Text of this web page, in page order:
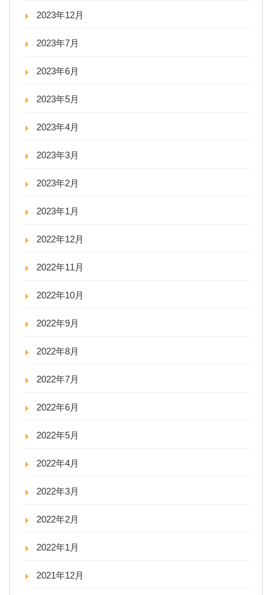
2023年12月
2023年7月
2023年6月
2023年5月
2023年4月
2023年3月
2023年2月
2023年1月
2022年12月
2022年11月
2022年10月
2022年9月
2022年8月
2022年7月
2022年6月
2022年5月
2022年4月
2022年3月
2022年2月
2022年1月
2021年12月